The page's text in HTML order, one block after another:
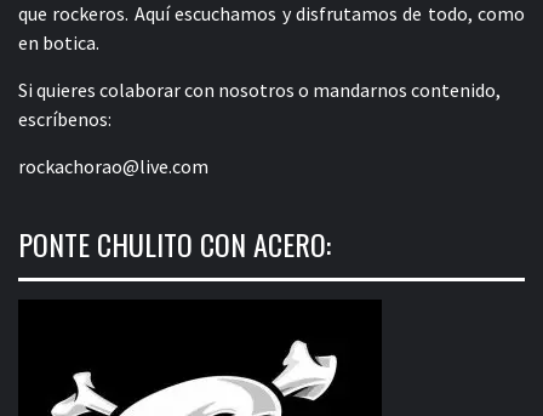
que rockeros. Aquí escuchamos y disfrutamos de todo, como
en botica.
Si quieres colaborar con nosotros o mandarnos contenido,
escríbenos:
rockachorao@live.com
PONTE CHULITO CON ACERO: